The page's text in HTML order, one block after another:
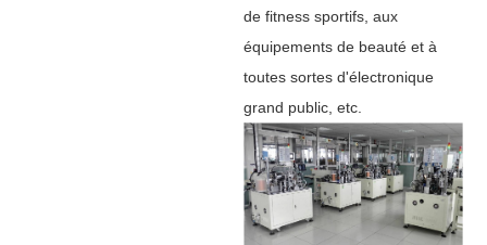
de fitness sportifs, aux
équipements de beauté et à
toutes sortes d'électronique
grand public, etc.